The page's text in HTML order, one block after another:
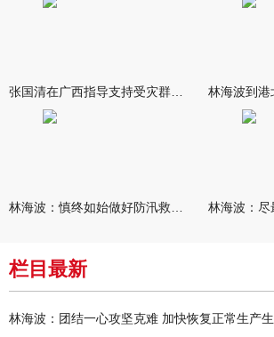
栏目最新
林海波：团结一心攻坚克难 加快恢复正常生产生